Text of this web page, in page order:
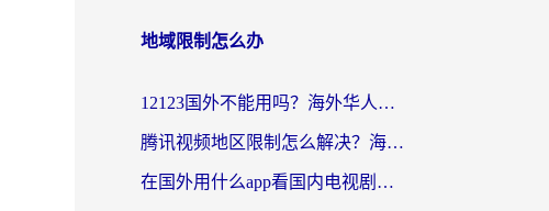
地域限制怎么办
12123国外不能用吗？海外华人亲测有效的回国加速方案来了
腾讯视频地区限制怎么解决？海外党亲测有效的回国加速器选择指南
在国外用什么app看国内电视剧？留学生亲测有效的回国加速方案